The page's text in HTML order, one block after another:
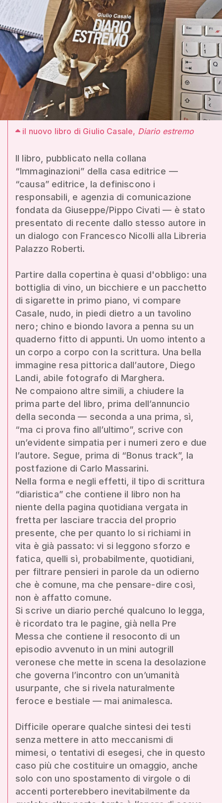
il nuovo libro di Giulio Casale, Diario estremo
Il libro, pubblicato nella collana
“Immaginazioni” della casa editrice —
“causa” editrice, la definiscono i
responsabili, e agenzia di comunicazione
fondata da Giuseppe/Pippo Civati — è stato
presentato di recente dallo stesso autore in
un dialogo con Francesco Nicolli alla Libreria
Palazzo Roberti.
Partire dalla copertina è quasi d'obbligo: una
bottiglia di vino, un bicchiere e un pacchetto
di sigarette in primo piano, vi compare
Casale, nudo, in piedi dietro a un tavolino
nero; chino e biondo lavora a penna su un
quaderno fitto di appunti. Un uomo intento a
un corpo a corpo con la scrittura. Una bella
immagine resa pittorica dall’autore, Diego
Landi, abile fotografo di Marghera.
Ne compaiono altre simili, a chiudere la
prima parte del libro, prima dell’annuncio
della seconda — seconda a una prima, sì,
“ma ci prova fino all’ultimo”, scrive con
un’evidente simpatia per i numeri zero e due
l’autore. Segue, prima di “Bonus track”, la
postfazione di Carlo Massarini.
Nella forma e negli effetti, il tipo di scrittura
“diaristica” che contiene il libro non ha
niente della pagina quotidiana vergata in
fretta per lasciare traccia del proprio
presente, che per quanto lo si richiami in
vita è già passato: vi si leggono sforzo e
fatica, quelli sì, probabilmente, quotidiani,
per filtrare pensieri in parole da un odierno
che è comune, ma che pensare-dire così,
non è affatto comune.
Si scrive un diario perché qualcuno lo legga,
è ricordato tra le pagine, già nella Pre
Messa che contiene il resoconto di un
episodio avvenuto in un mini autogrill
veronese che mette in scena la desolazione
che governa l’incontro con un’umanità
usurpante, che si rivela naturalmente
feroce e bestiale — mai animalesca.
Difficile operare qualche sintesi dei testi
senza mettere in atto meccanismi di
mimesi, o tentativi di esegesi, che in questo
caso più che costituire un omaggio, anche
solo con uno spostamento di virgole o di
accenti porterebbero inevitabilmente da